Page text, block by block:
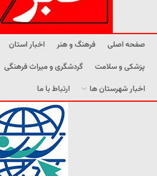
صفحه اصلی فرهنگ و هنر اخبار استان
پزشکی و سلامت
گردشگری و میراث فرهنگی
اخبار شهرستان ها
ارتباط با ما